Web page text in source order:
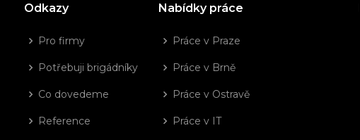
Odkazy
Pro firmy
Potřebuji brigádníky
Co dovedeme
Reference
Nabídky práce
Práce v Praze
Práce v Brně
Práce v Ostravě
Práce v IT